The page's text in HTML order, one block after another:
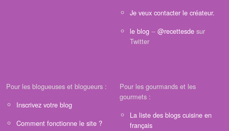
Je veux contacter le créateur.
le blog -- @recettesde sur
Twitter
Pour les blogueuses et blogueurs :
Inscrivez votre blog
Comment fonctionne le site ?
Pour les gourmands et les
gourmets :
La liste des blogs cuisine en
français